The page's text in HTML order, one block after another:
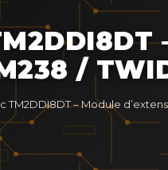
/
TM2DDI8DT – Module